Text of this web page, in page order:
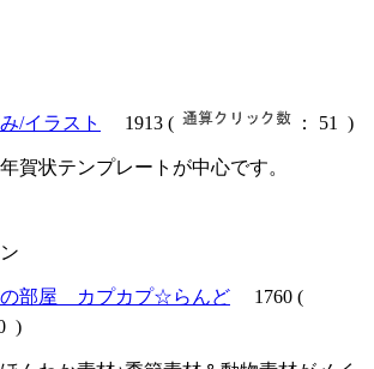
/イラスト 1913 ( ： 51 )
賀状テンプレートが中心です。
の部屋 カプカプ☆らんど 1760 (
)